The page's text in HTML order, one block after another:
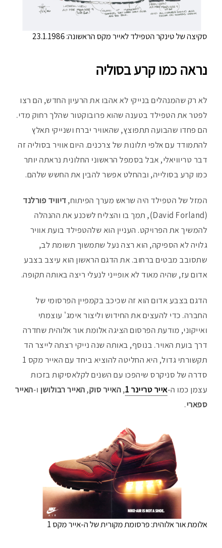
סקיצה של טינקר הטפילד לאייר מקס הראשונה: 23.1.1986
נראה כמו קרע בסוליה
לא רק שהמנהלים בנייקי לא אהבו את הרעיון החדש, הם רצו
לפטר את הטפילד בטענה שהוא פרובוקטור שהלך רחוק מדי.
הם פחדו שהבועה תתפוצץ, שהאוויר יברח ושנייקי תאלץ
להתמודד עם אלפי תלונות של צרכנים. היום אוויר בסוליה זה
דבר טריוויאלי, אבל בסמפל הראשוני החלונית נראתה יותר
כמו קרע בסולייה, ובהחלט אפשר להבין את החשש שלהם.
המזל של הטפילד היה שראש מערך הפיתוח, דיוויד פורלנד
(David Forland), תמך בו והצליח לשכנע את ההנהלה
להמשיך את הפרויקט. העניין הוא שלהטפילד בועת אוויר
גלויה לא הספיקה, הוא רצה נעל שתמשוך תשומת לב,
שתסובב מבטים ברחוב. את הדגם הראשון הוא עיצב בצבע
אדום עז, שהיה מאוד לא אופייני לנעלי ריצה באותה תקופה.
הדגם בצבע אדום הוא זה שכיכב בקמפיין הפרסומי של
החברה. כדי להעצים את החידוש וליצור אימג' עוצמתי
ואייקוני, מודעת הפרסום הציגה אלומת אור אלוהית שחדרה
דרך בועת האויר. בנוסף, באותה שנה נייקי רצתה לייצר הד
תקשורתי גדול, היא החליטה להוציא ביחד עם האייר מקס 1
סדרה של סניקרס שיהפכו עם השנים לקלאסיקות בזכות
עצמן כמו ה-אייר טריינר 1 , האייר סוק, האייר רבולושן ו-האייר
ספארי.
אלומת אור אלוהית: פרסומת מקורית של ה-אייר מקס 1